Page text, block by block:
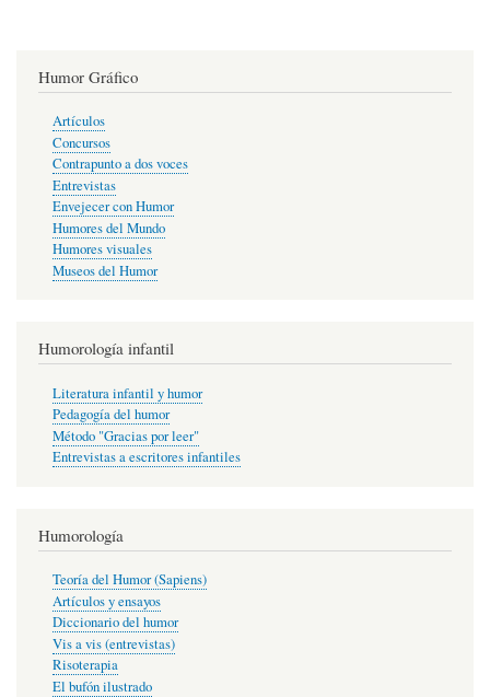
Humor Gráfico
Artículos
Concursos
Contrapunto a dos voces
Entrevistas
Envejecer con Humor
Humores del Mundo
Humores visuales
Museos del Humor
Humorología infantil
Literatura infantil y humor
Pedagogía del humor
Método "Gracias por leer"
Entrevistas a escritores infantiles
Humorología
Teoría del Humor (Sapiens)
Artículos y ensayos
Diccionario del humor
Vis a vis (entrevistas)
Risoterapia
El bufón ilustrado